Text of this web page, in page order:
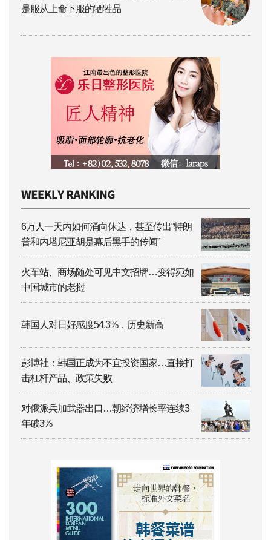
是服从上命下服的牺牲品
6万人一天内如何涌向休达，甚至传出“特朗
普和内塔尼亚胡是幕后黑手的传闻”
火车站、商场随处可见中文招牌…变得宛如
中国城市的老挝
韩国人对日好感度54.3%，历史新高
彭博社：韩国正成为不宜投资国家…直接打
击杠杆产品、政策失败
对俄派兵加武器出口…朝经济增长率连续3
年破3%